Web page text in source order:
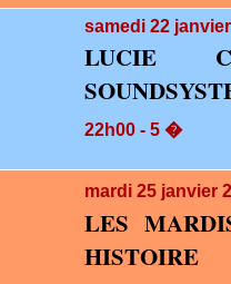
samedi 22
LUCIE
22h00 - 5 �
mardi 25 janvier
LES
HISTOIRE